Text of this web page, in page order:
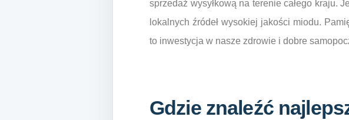
sprzedaż wysyłkową na terenie całego kraju.
lokalnych źródeł wysokiej jakości miodu.
to inwestycja w nasze zdrowie i dobre
Gdzie znaleźć